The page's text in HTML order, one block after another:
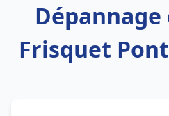
Frisquet